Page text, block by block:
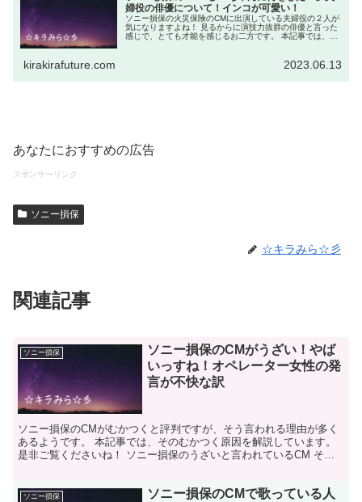
婦役の俳優について！インコが可愛い！
ソニー損保の火災保険のCMに出演している夫婦役の２人が
気になりますよね！ 見るからに演技力抜群の俳優と言った
感じで、とても才能を感じるお二方です。 本記事では、夫
kirakirafuture.com 2023.06.13
あなたにおすすめの広告
スポンサーリンク
ソニー損保
☆キラみら☆彡
関連記事
ソニー損保
ソニー損保のCMがうざい！やば
いっすね！オペレーター女性の発
言が不快な訳
ソニー損保のCMがむかつくと評判ですが、そう言われる理由が多く
あるようです。 本記事では、そのむかつく原因を解説しています。
是非ご覧くださいね！ ソニー損保のうざいと言われているCM それ
ソニー損保
ソニー損保のCMで歌っている人